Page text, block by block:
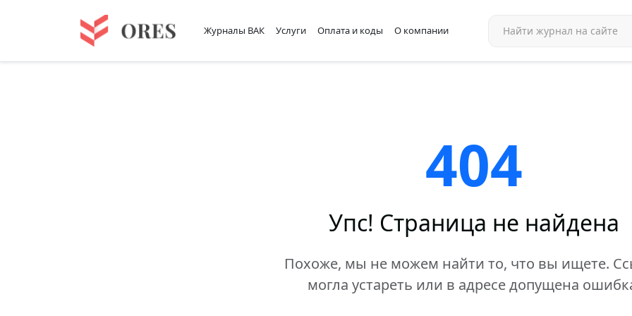
Журналы ВАК Услуги Оплата и коды О компании
404
Упс! Страница не найдена
Похоже, мы не можем найти то, что вы ищете.
могла устареть или в адресе допущена